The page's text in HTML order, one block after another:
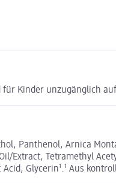
Kinder unzugänglich
Panthenol, Arnica
Extract, Tetramethyl
Glycerin¹.¹ Aus